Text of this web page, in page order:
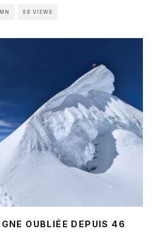
68 VIEWS
OUBLIÉE DEPUIS 46